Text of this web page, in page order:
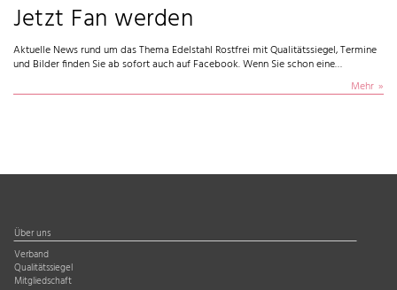
Jetzt Fan werden
Aktuelle News rund um das Thema Edelstahl Rostfrei mit Qualitätssiegel, Termine
und Bilder finden Sie ab sofort auch auf Facebook. Wenn Sie schon eine…
Mehr
Über uns
Verband
Qualitätssiegel
Mitgliedschaft